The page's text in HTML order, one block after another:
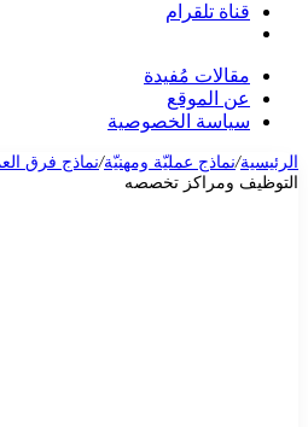
قناة تلقرام
مقالات مُفيدة
عن الموقع
سياسة الخصوصية
الرئيسية/نماذج عمليّة ومهنيّة/نماذج فرق
التوظيف ومراكز تخصصه